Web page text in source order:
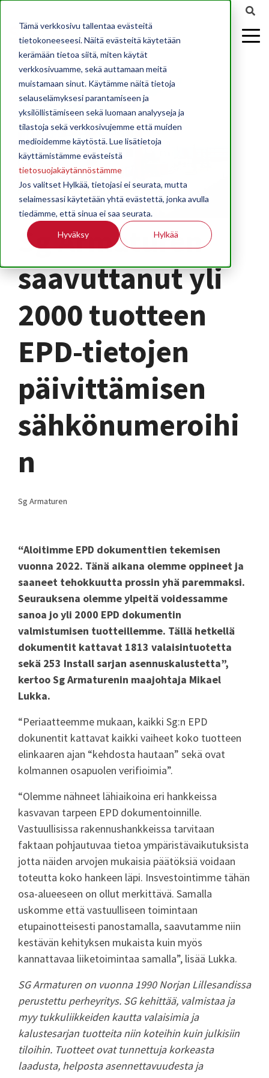
Tämä verkkosivu tallentaa evästeitä
tietokoneeseesi. Näitä evästeitä käytetään
kerämään tietoa siitä, miten käytät
verkkosivuamme, sekä auttamaan meitä
muistamaan sinut. Käytämme näitä tietoja
selauselämyksesi parantamiseen ja
yksilöllistämiseen sekä luomaan analyyseja ja
tilastoja sekä verkkosivujemme että muiden
medioidemme käytöstä. Lue lisätietoja
käyttämistämme evästeistä
tietosuojakäytännöstämme
Jos valitset Hylkää, tietojasi ei seurata, mutta
selaimessasi käytetään yhtä evästettä, jonka avulla
tiedämme, että sinua ei saa seurata.
Hyväksy Hylkää
Sg Armaturen
saavuttanut yli
2000 tuotteen
EPD-tietojen
päivittämisen
sähkönumeroihi
n
Sg Armaturen
“Aloitimme EPD dokumenttien tekemisen
vuonna 2022. Tänä aikana olemme oppineet ja
saaneet tehokkuutta prossin yhä paremmaksi.
Seurauksena olemme ylpeitä voidessamme
sanoa jo yli 2000 EPD dokumentin
valmistumisen tuotteillemme. Tällä hetkellä
dokumentit kattavat 1813 valaisintuotetta
sekä 253 Install sarjan asennuskalustetta”,
kertoo Sg Armaturenin maajohtaja Mikael
Lukka.
“Periaatteemme mukaan, kaikki Sg:n EPD
dokunentit kattavat kaikki vaiheet koko tuotteen
elinkaaren ajan “kehdosta hautaan” sekä ovat
kolmannen osapuolen verifioimia”.
“Olemme nähneet lähiaikoina eri hankkeissa
kasvavan tarpeen EPD dokumentoinnille.
Vastuullisissa rakennushankkeissa tarvitaan
faktaan pohjautuvaa tietoa ympäristävaikutuksista
jotta näiden arvojen mukaisia päätöksiä voidaan
toteutta koko hankeen läpi. Insvestointimme tähän
osa-alueeseen on ollut merkittävä. Samalla
uskomme että vastuulliseen toimintaan
etupainotteisesti panostamalla, saavutamme niin
kestävän kehityksen mukaista kuin myös
kannattavaa liiketoimintaa samalla”, lisää Lukka.
SG Armaturen on vuonna 1990 Norjan Lillesandissa
perustettu perheyritys. SG kehittää, valmistaa ja
myy tukkuliikkeiden kautta valaisimia ja
kalustesarjan tuotteita niin koteihin kuin julkisiin
tiloihin. Tuotteet ovat tunnettuja korkeasta
laadusta, helposta asennettavuudesta ja